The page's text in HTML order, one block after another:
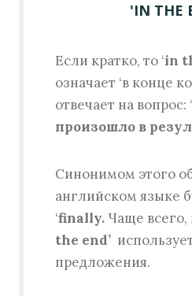
'IN THE
Если кратко, то ‘in
означает ‘в конце
отвечает на вопрос: ‘
произошло в
Синонимом этого
английском языке
‘finally. Чаще всего,
the end’
предложения.